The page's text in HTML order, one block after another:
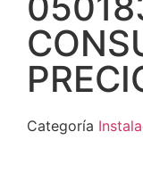
Categoría